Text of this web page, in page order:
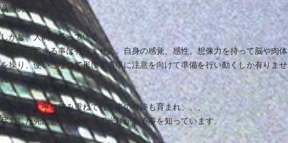
葛藤の繰り返しです。
しかし、人間の持っている
可能性は尽きる事は有りません。自身の感覚、感性、想像力を持って脳や肉体
を操り、使いこなして形にする事に注意を向けて準備を行い動くしか有りませ
ん。
一つ一つ丁寧に積み重ねて行く事で奇跡も育まれ、、、
尽力した先に必ず見えてくる光りがある事を知っています。